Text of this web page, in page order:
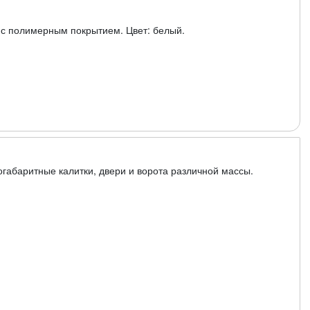
полимерным покрытием. Цвет: белый.
калитки, двери и ворота различной массы.